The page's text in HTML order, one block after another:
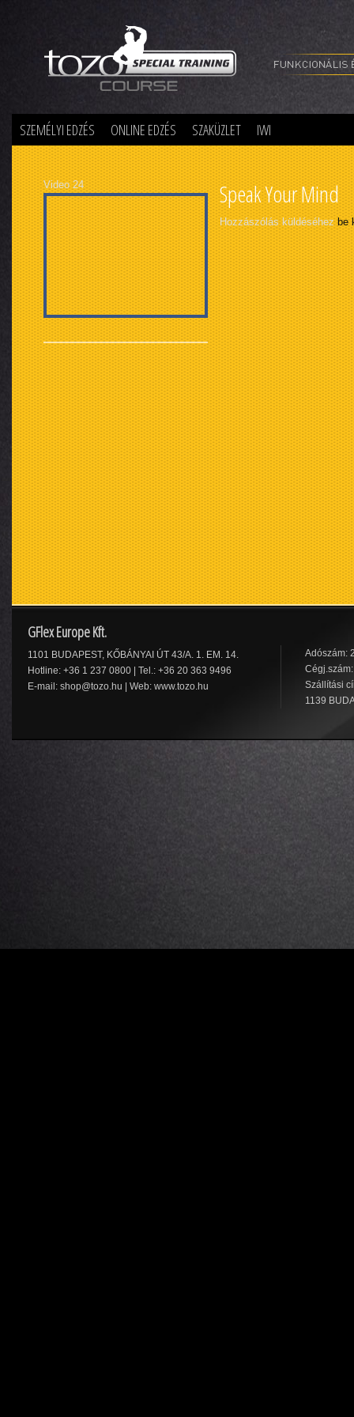
Special Training
SZEMÉLYI EDZÉS ONLINE EDZÉS SZAKÜZLET IWI
Video 24 Speak Your Mind
Hozzászólás küldéséhezbe
GFlex Europe Kft.
1101 BUDAPEST, KŐBÁNYAI ÚT 43/A. 1. EM. 14.
Hotline: +36 1 237 0800 | Tel.: +36 20 363 9496
E-mail: shop@tozo.hu | Web: www.tozo.hu
Adószám:
Szállítási
1139